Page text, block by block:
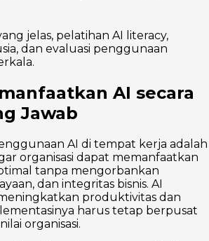
jelas, pelatihan AI literacy,
dan evaluasi penggunaan
AI secara
Jawab
AI di tempat kerja adalah
organisasi dapat memanfaatkan
tanpa mengorbankan
dan integritas bisnis. AI
produktivitas dan
harus tetap berpusat
organisasi.